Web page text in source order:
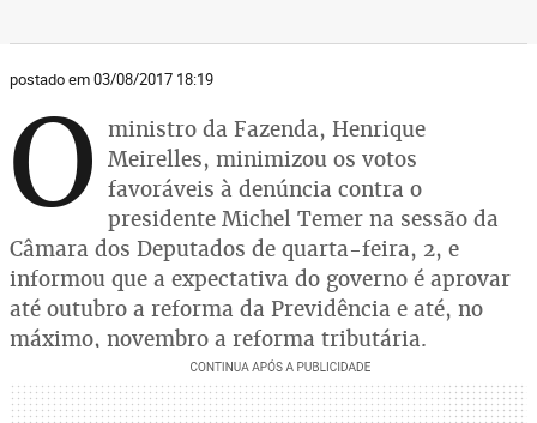
postado em 03/08/2017 18:19
O ministro da Fazenda, Henrique
Meirelles, minimizou os votos
favoráveis à denúncia contra o
presidente Michel Temer na sessão da
Câmara dos Deputados de quarta-feira, 2, e
informou que a expectativa do governo é aprovar
até outubro a reforma da Previdência e até, no
máximo, novembro a reforma tributária.